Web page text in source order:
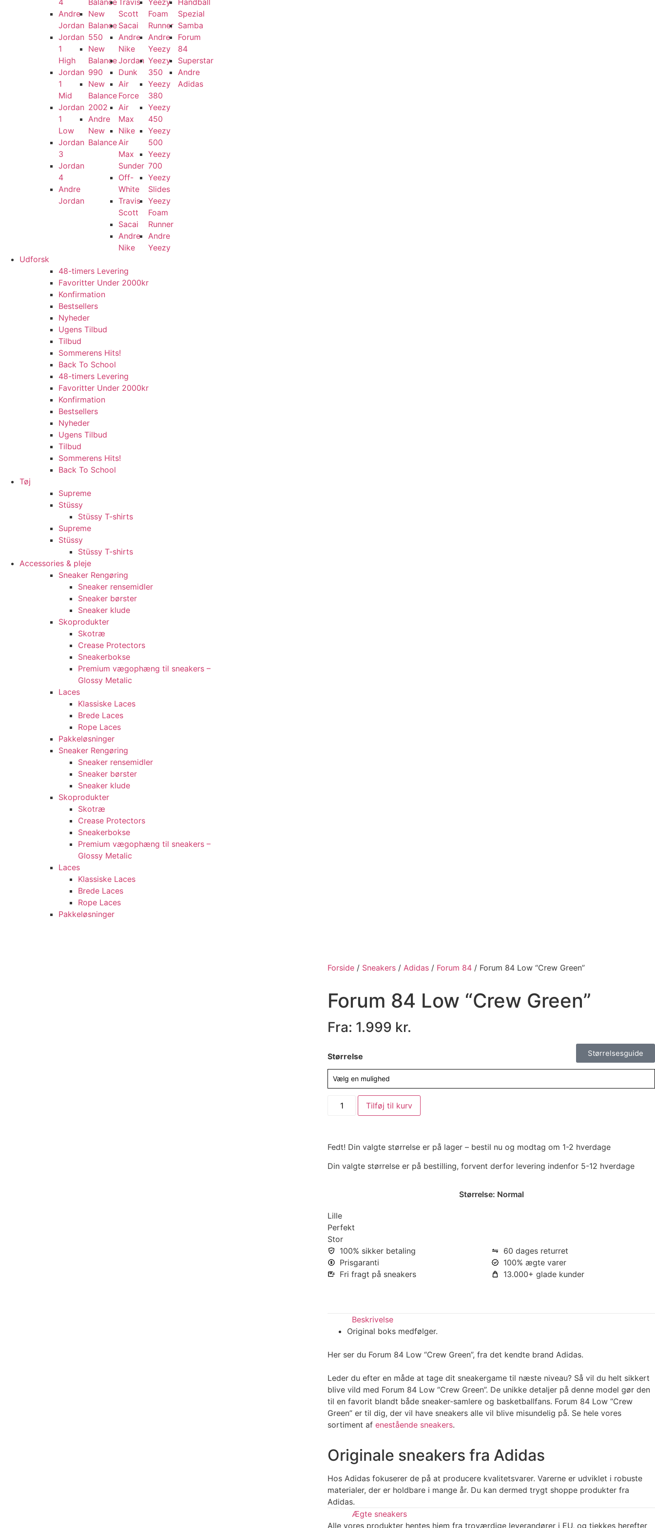
4
Andre
Jordan
Jordan
1
High
Jordan
1
Mid
Jordan
1
Low
Jordan
3
Jordan
4
Andre
Jordan
Balance
New
Balance
550
New
Balance
990
New
Balance
2002
Andre
New
Balance
Travis
Scott
Sacai
Andre
Nike
Jordan
Dunk
Air
Force
Air
Max
Nike
Air
Max
Sunder
Off-
White
Travis
Scott
Sacai
Andre
Nike
Yeezy
Foam
Runner
Andre
Yeezy
Yeezy
350
Yeezy
380
Yeezy
450
Yeezy
500
Yeezy
700
Yeezy
Slides
Yeezy
Foam
Runner
Andre
Yeezy
Handball
Spezial
Samba
Forum
84
Superstar
Andre
Adidas
Udforsk
48-timers Levering
Favoritter Under 2000kr
Konfirmation
Bestsellers
Nyheder
Ugens Tilbud
Tilbud
Sommerens Hits!
Back To School
48-timers Levering
Favoritter Under 2000kr
Konfirmation
Bestsellers
Nyheder
Ugens Tilbud
Tilbud
Sommerens Hits!
Back To School
Tøj
Supreme
Stüssy
Stüssy T-shirts
Supreme
Stüssy
Stüssy T-shirts
Accessories & pleje
Sneaker Rengøring
Sneaker rensemidler
Sneaker børster
Sneaker klude
Skoprodukter
Skotræ
Crease Protectors
Sneakerbokse
Premium vægophæng til sneakers –
Glossy Metalic
Laces
Klassiske Laces
Brede Laces
Rope Laces
Pakkeløsninger
Sneaker Rengøring
Sneaker rensemidler
Sneaker børster
Sneaker klude
Skoprodukter
Skotræ
Crease Protectors
Sneakerbokse
Premium vægophæng til sneakers –
Glossy Metalic
Laces
Klassiske Laces
Brede Laces
Rope Laces
Pakkeløsninger
Forside / Sneakers / Adidas / Forum 84 / Forum 84 Low “Crew Green”
Forum 84 Low “Crew Green”
Fra: 1.999 kr.
Størrelsesguide
Størrelse
Vælg en mulighed
Tilføj til kurv
Fedt! Din valgte størrelse er på lager – bestil nu og modtag om 1-2 hverdage
Din valgte størrelse er på bestilling, forvent derfor levering indenfor 5-12 hverdage
Størrelse: Normal
Lille
Perfekt
Stor
100% sikker betaling
Prisgaranti
Fri fragt på sneakers
60 dages returret
100% ægte varer
13.000+ glade kunder
Beskrivelse
Original boks medfølger.
Her ser du Forum 84 Low “Crew Green”, fra det kendte brand Adidas.
Leder du efter en måde at tage dit sneakergame til næste niveau? Så vil du helt sikkert
blive vild med Forum 84 Low “Crew Green”. De unikke detaljer på denne model gør den
til en favorit blandt både sneaker-samlere og basketballfans. Forum 84 Low “Crew
Green” er til dig, der vil have sneakers alle vil blive misundelig på. Se hele vores
sortiment af enestående sneakers.
Originale sneakers fra Adidas
Hos Adidas fokuserer de på at producere kvalitetsvarer. Varerne er udviklet i robuste
materialer, der er holdbare i mange år. Du kan dermed trygt shoppe produkter fra
Adidas.
Ægte sneakers
Alle vores produkter hentes hjem fra troværdige leverandører i EU, og tjekkes herefter